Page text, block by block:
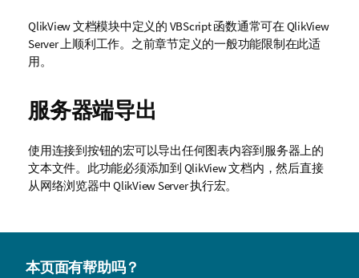
QlikView 文档模块中定义的 VBScript 函数通常可在 QlikView
Server 上顺利工作。之前章节定义的一般功能限制在此适
用。
服务器端导出
使用连接到按钮的宏可以导出任何图表内容到服务器上的
文本文件。此功能必须添加到 QlikView 文档内，然后直接
从网络浏览器中 QlikView Server 执行宏。
本页面有帮助吗？